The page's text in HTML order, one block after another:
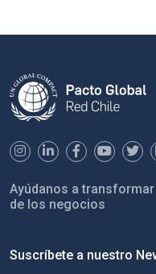
Ayúdanos a
de los negocios
Suscríbete a nuestro